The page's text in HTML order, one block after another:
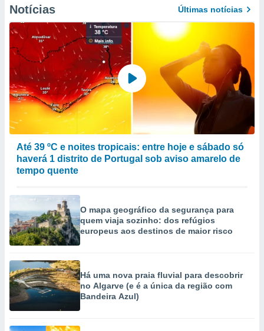
Notícias Últimas notícias
Até 39 ºC e noites tropicais: entre hoje e sábado só
haverá 1 distrito de Portugal sob aviso amarelo de
tempo quente
O mapa geográfico da segurança para
quem viaja sozinho: dos refúgios
europeus aos destinos de maior risco
Há uma nova praia fluvial para descobrir
no Algarve (e é a única da região com
Bandeira Azul)